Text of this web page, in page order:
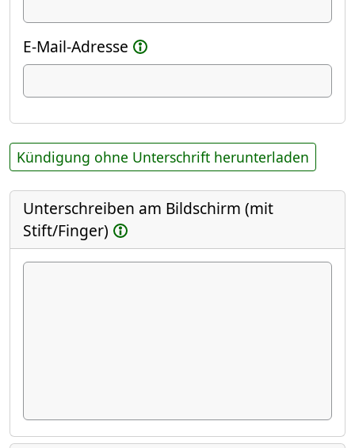
E-Mail-Adresse
Kündigung ohne Unterschrift herunterladen
Unterschreiben am Bildschirm (mit
Stift/Finger)